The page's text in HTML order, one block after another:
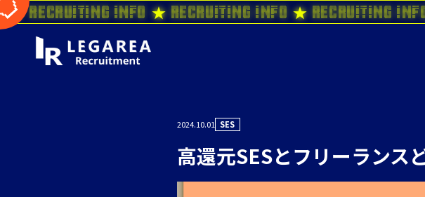
2024.10.01 SES
高還元SESとフリーランス
Info ★ Recruiting Info ★